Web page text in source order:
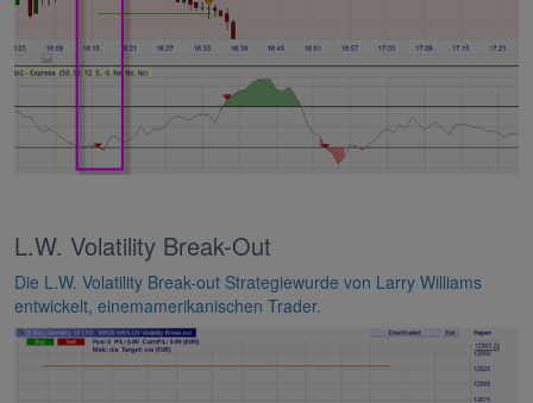
L.W. Volatility Break-Out
Die L.W. Volatility Break-out Strategiewurde von Larry Williams
entwickelt, einemamerikanischen Trader.